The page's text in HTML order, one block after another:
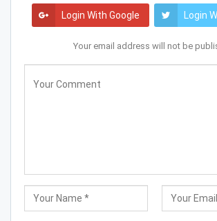
Login With Google Login
Your email address will not be